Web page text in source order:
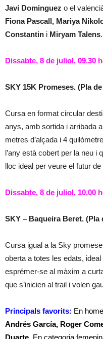
Javi Dominguez o el
Fiona Pascall, Mariya
Constantin i Miryam Talens.
Dissabte, 8 de juliol, 09.30
SKY 15K Promeses. (Pla
Cursa en format circular
anys, amb sortida i arribada
metres d’alçada i 4
l’any està cobert per la neu i
lloc ideal per veure el futur
Dissabte, 8 de juliol, 10.00
SKY – Baqueira Beret. (Pla
Cursa igual a la Sky
oberta a totes les edats,
esprémer-se al màxim a
que s’inicien al trail i volen
Principals favorits: En
Andrés García, Roger